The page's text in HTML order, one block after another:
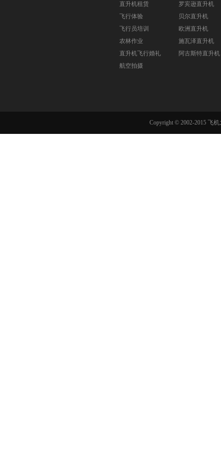
直升机租赁
飞行体验
飞行员培训
农林作业
直升机飞行婚礼
航空拍摄
罗宾逊直升机
贝尔直升机
欧洲直升机
施瓦泽直升机
阿古斯特直升机
Copyright © 2002-2015 飞